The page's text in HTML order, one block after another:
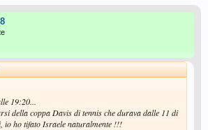
19:20...
della coppa Davis di tennis che durava dalle 11 di
io ho tifato Israele naturalmente !!!